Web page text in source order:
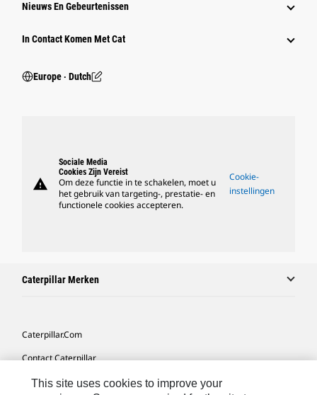
Nieuws En Gebeurtenissen
In Contact Komen Met Cat
Europe ‧ Dutch
warning
Sociale Media
Cookies Zijn Vereist
Om deze functie in te schakelen, moet u
het gebruik van targeting-, prestatie- en
functionele cookies accepteren.
Cookie-
instellingen
Caterpillar Merken
Caterpillar.com
Contact Caterpillar
Mijn Marketingvoorkeuren
This site uses cookies to improve your